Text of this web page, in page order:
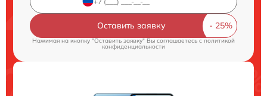
Оставить заявку
Нажимая на кнопку "Оставить заявку" Вы соглашаетесь c политикой
конфиденциальности